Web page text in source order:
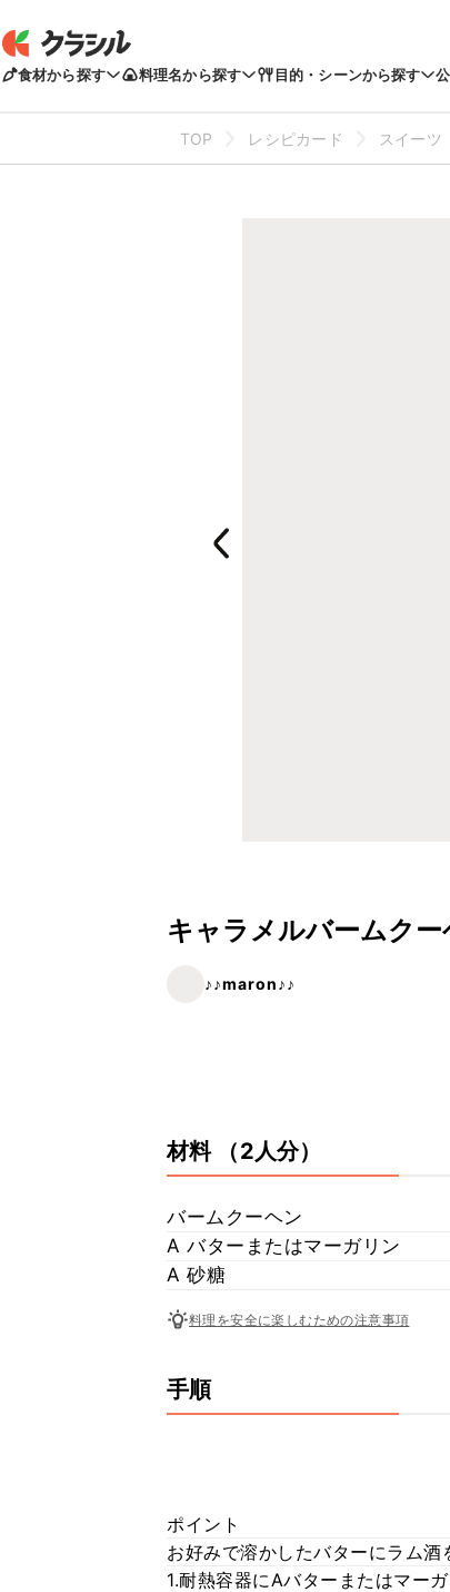
食材から探す 料理名から探す 目的・シーンから探す
TOP レシピカード スイーツ
キャラメルバームクー
♪♪maron♪♪
材料 （2人分）
バームクーヘン
A バターまたはマーガリン
A 砂糖
料理を安全に楽しむための注意事項
手順
ポイント
お好みで溶かしたバターにラム酒
1.耐熱容器にAバターまたはマー